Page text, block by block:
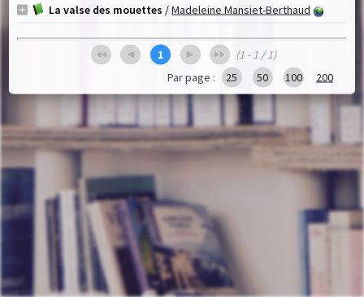
La valse des mouettes /Madeleine Mansiet-Berthaud
1
(1 - 1 / 1)
Par page :
25 50 100 200